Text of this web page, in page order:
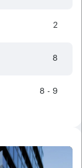
2
8
8 - 9